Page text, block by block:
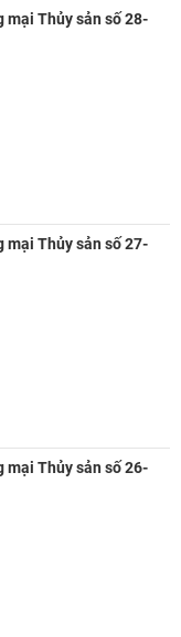
mại Thủy sản số 28-
mại Thủy sản số 27-
mại Thủy sản số 26-